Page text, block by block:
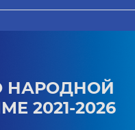
НАРОДНОЙ
2021-2026